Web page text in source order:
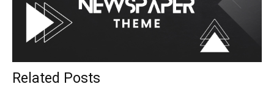
Related Posts